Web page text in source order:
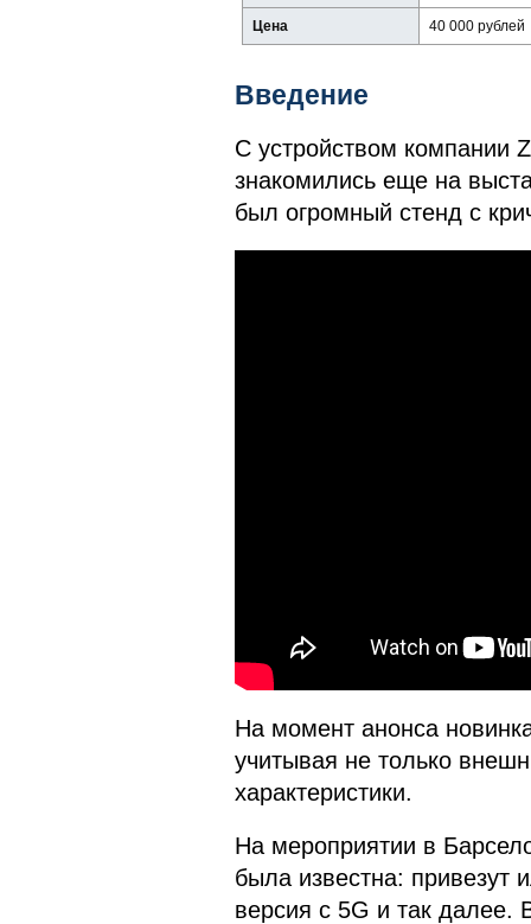
Цена 40 000 рублей
Введение
С устройством компании
знакомились еще на
был огромный стенд с
На момент анонса
учитывая не только
характеристики.
На мероприятии в
была известна: привезут
версия с 5G и так далее.